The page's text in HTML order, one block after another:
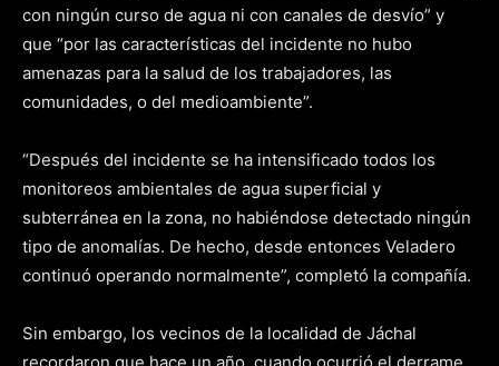
con ningún curso de agua ni con canales de desvío” y
que “por las características del incidente no hubo
amenazas para la salud de los trabajadores, las
comunidades, o del medioambiente”.
“Después del incidente se ha intensificado todos los
monitoreos ambientales de agua superficial y
subterránea en la zona, no habiéndose detectado ningún
tipo de anomalías. De hecho, desde entonces Veladero
continuó operando normalmente”, completó la compañía.
Sin embargo, los vecinos de la localidad de Jáchal